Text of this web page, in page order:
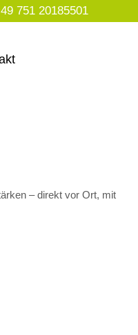
751 20185501
– direkt vor Ort, mit